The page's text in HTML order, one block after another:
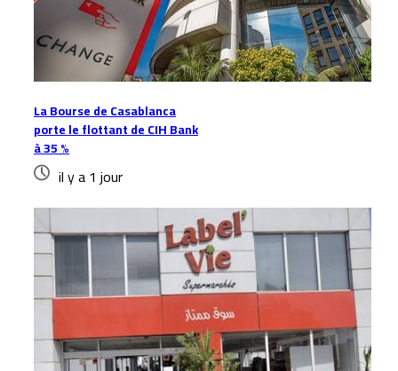
La Bourse de Casablanca
porte le flottant de CIH Bank
à 35 %
il y a 1 jour